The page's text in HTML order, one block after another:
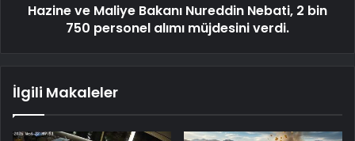
Hazine ve Maliye Bakanı Nureddin Nebati, 2 bin
750 personel alımı müjdesini verdi.
İlgili Makaleler